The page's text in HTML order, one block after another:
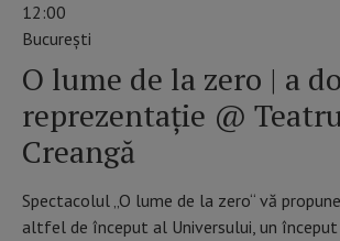
12:00
Bucureşti
O lume de la zero | a
reprezentație @
Creangă
Spectacolul „O lume de la zero“ vă
altfel de început al Universului, un